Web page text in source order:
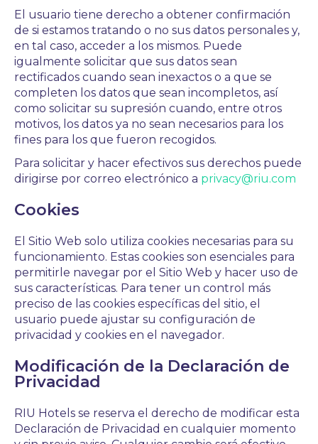
El usuario tiene derecho a obtener confirmación
de si estamos tratando o no sus datos personales y,
en tal caso, acceder a los mismos. Puede
igualmente solicitar que sus datos sean
rectificados cuando sean inexactos o a que se
completen los datos que sean incompletos, así
como solicitar su supresión cuando, entre otros
motivos, los datos ya no sean necesarios para los
fines para los que fueron recogidos.
Para solicitar y hacer efectivos sus derechos puede
dirigirse por correo electrónico a privacy@riu.com
Cookies
El Sitio Web solo utiliza cookies necesarias para su
funcionamiento. Estas cookies son esenciales para
permitirle navegar por el Sitio Web y hacer uso de
sus características. Para tener un control más
preciso de las cookies específicas del sitio, el
usuario puede ajustar su configuración de
privacidad y cookies en el navegador.
Modificación de la Declaración de
Privacidad
RIU Hotels se reserva el derecho de modificar esta
Declaración de Privacidad en cualquier momento